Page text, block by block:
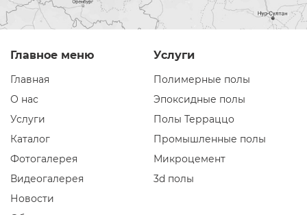
Главное меню
Главная
О нас
Услуги
Каталог
Фотогалерея
Видеогалерея
Новости
Услуги
Полимерные полы
Эпоксидные полы
Полы Терраццо
Промышленные полы
Микроцемент
3d полы